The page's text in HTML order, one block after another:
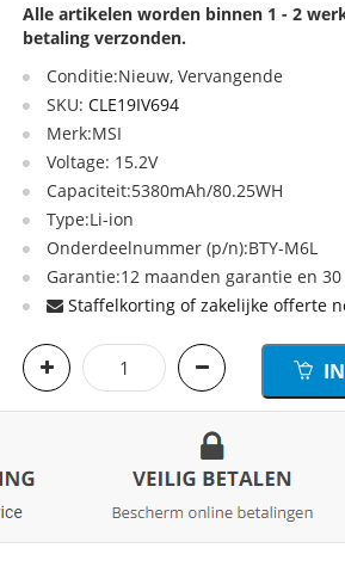
Alle artikelen worden binnen 1 - 2
betaling verzonden.
Conditie:Nieuw, Vervangende
SKU:CLE19IV694
Merk:MSI
Voltage: 15.2V
Capaciteit:5380mAh/80.25WH
Type:Li-ion
Onderdeelnummer (p/n):BTY-M6L
Garantie:12 maanden garantie en
Staffelkorting of zakelijke offerte